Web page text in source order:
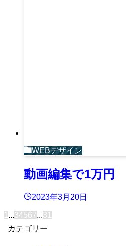
WEBデザイン
動画編集で1万円
2023年3月20日
1 ...34567...31
カテゴリー